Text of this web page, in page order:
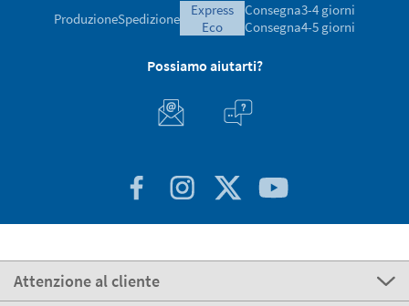
ProduzioneSpedizione
express
eco
Consegna3-4 giorni
Consegna4-5 giorni
Possiamo aiutarti?
Attenzione al cliente